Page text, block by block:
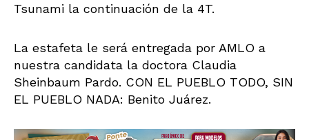
Tsunami la continuación de la 4T.
La estafeta le será entregada por AMLO a
nuestra candidata la doctora Claudia
Sheinbaum Pardo. CON EL PUEBLO TODO, SIN
EL PUEBLO NADA: Benito Juárez.